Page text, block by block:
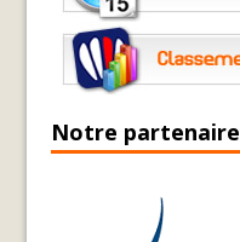
Notre partenaire